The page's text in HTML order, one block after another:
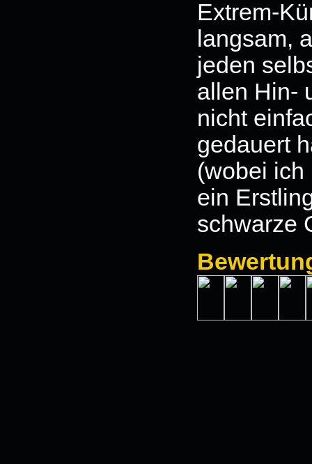
Extrem-
langsam,
jeden
allen Hin-
nicht
gedauert
(wobei
ein
schwarze